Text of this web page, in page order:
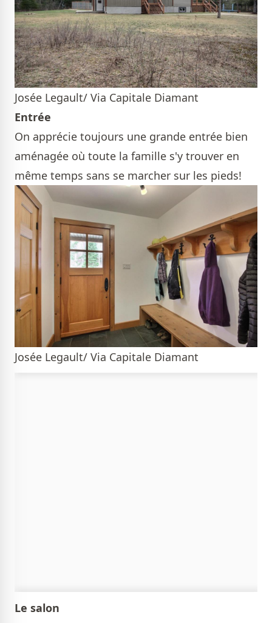
Josée Legault/ Via Capitale Diamant
Entrée
On apprécie toujours une grande entrée bien
aménagée où toute la famille s'y trouver en
même temps sans se marcher sur les pieds!
Josée Legault/ Via Capitale Diamant
Le salon